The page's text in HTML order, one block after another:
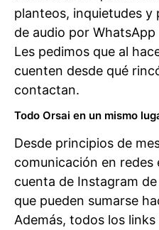
planteos, inquietudes y
de audio por
Les pedimos que al
cuenten desde qué
contactan.
Todo Orsai en un mismo
Desde principios de
comunicación en redes
cuenta de Instagram
que pueden sumarse
Además, todos los